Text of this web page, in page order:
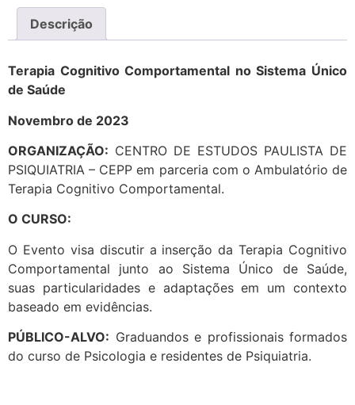
Descrição
Terapia Cognitivo Comportamental no Sistema Único
de Saúde
Novembro de 2023
ORGANIZAÇÃO: CENTRO DE ESTUDOS PAULISTA DE
PSIQUIATRIA – CEPP em parceria com o Ambulatório de
Terapia Cognitivo Comportamental.
O CURSO:
O Evento visa discutir a inserção da Terapia Cognitivo
Comportamental junto ao Sistema Único de Saúde,
suas particularidades e adaptações em um contexto
baseado em evidências.
PÚBLICO-ALVO: Graduandos e profissionais formados
do curso de Psicologia e residentes de Psiquiatria.